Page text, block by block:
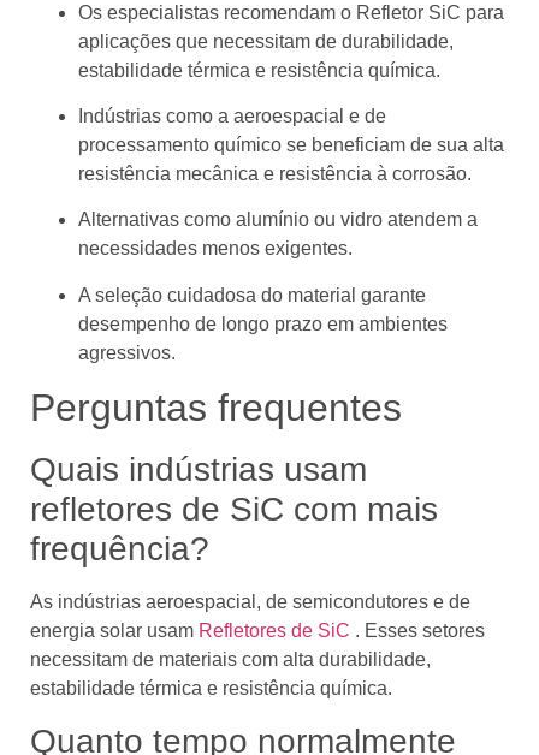
Os especialistas recomendam o Refletor SiC para
aplicações que necessitam de durabilidade,
estabilidade térmica e resistência química.
Indústrias como a aeroespacial e de
processamento químico se beneficiam de sua alta
resistência mecânica e resistência à corrosão.
Alternativas como alumínio ou vidro atendem a
necessidades menos exigentes.
A seleção cuidadosa do material garante
desempenho de longo prazo em ambientes
agressivos.
Perguntas frequentes
Quais indústrias usam
refletores de SiC com mais
frequência?
As indústrias aeroespacial, de semicondutores e de
energia solar usam Refletores de SiC . Esses setores
necessitam de materiais com alta durabilidade,
estabilidade térmica e resistência química.
Quanto tempo normalmente